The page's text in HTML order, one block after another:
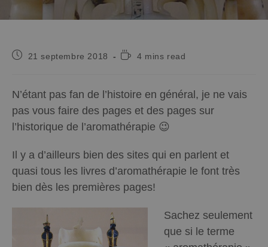
21 septembre 2018 4 mins read
N’étant pas fan de l’histoire en général, je ne vais
pas vous faire des pages et des pages sur
l’historique de l’aromathérapie 😉
Il y a d’ailleurs bien des sites qui en parlent et
quasi tous les livres d’aromathérapie le font très
bien dès les premières pages!
Sachez seulement
que si le terme